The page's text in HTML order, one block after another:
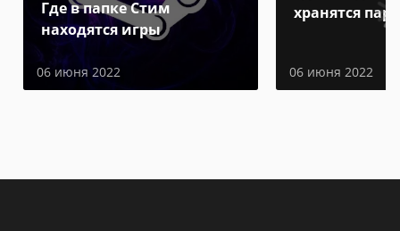
Где в папке Стим
находятся игры
06 июня 2022
хранятся
06 июня 2022